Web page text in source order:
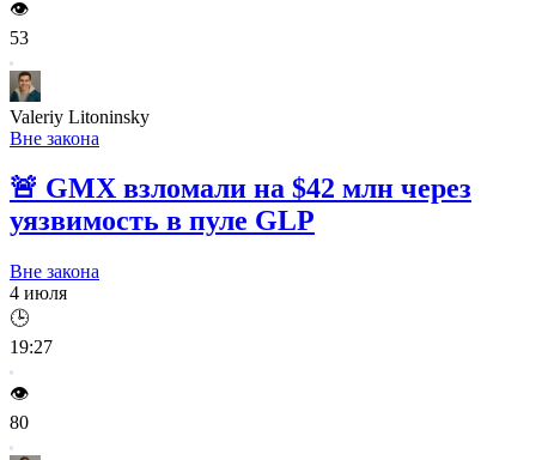
👁️
53
Valeriy Litoninsky
Вне закона
🚨 GMX взломали на $42 млн через
уязвимость в пуле GLP
Вне закона
4 июля
🕒
19:27
👁️
80